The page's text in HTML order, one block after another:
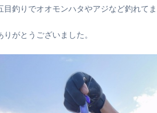
目釣りでオオモンハタやアジなど釣れてま
りがとうございました。